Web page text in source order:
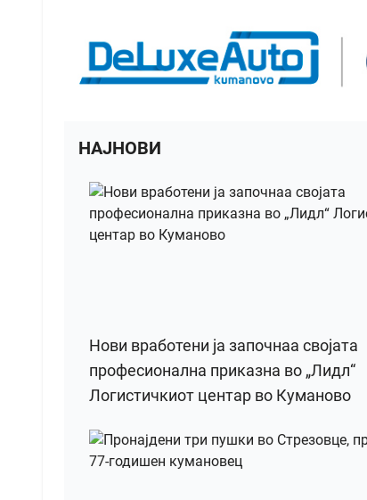
НАЈНОВИ
Нови вработени ја започнаа својата
професионална приказна во „Лидл“
Логистичкиот центар во Куманово